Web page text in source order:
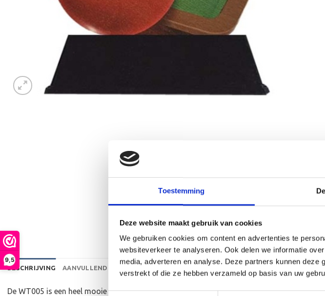
Toestemming
Deze website maakt gebruik van cookies
We gebruiken cookies om content en advertenties te
websiteverkeer te analyseren. Ook delen we informatie
media, adverteren en analyse. Deze partners kunnen
verstrekt of die ze hebben verzameld op basis van uw
9,5
BESCHRIJVING AANVULLENDE INFORMATIE BEOORDELINGEN (0)
De WT005 is een heel mooie houten standaard die zeer geschikt is voor ieder